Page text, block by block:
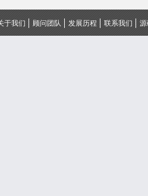
于我们 顾问团队 发展历程 联系我们